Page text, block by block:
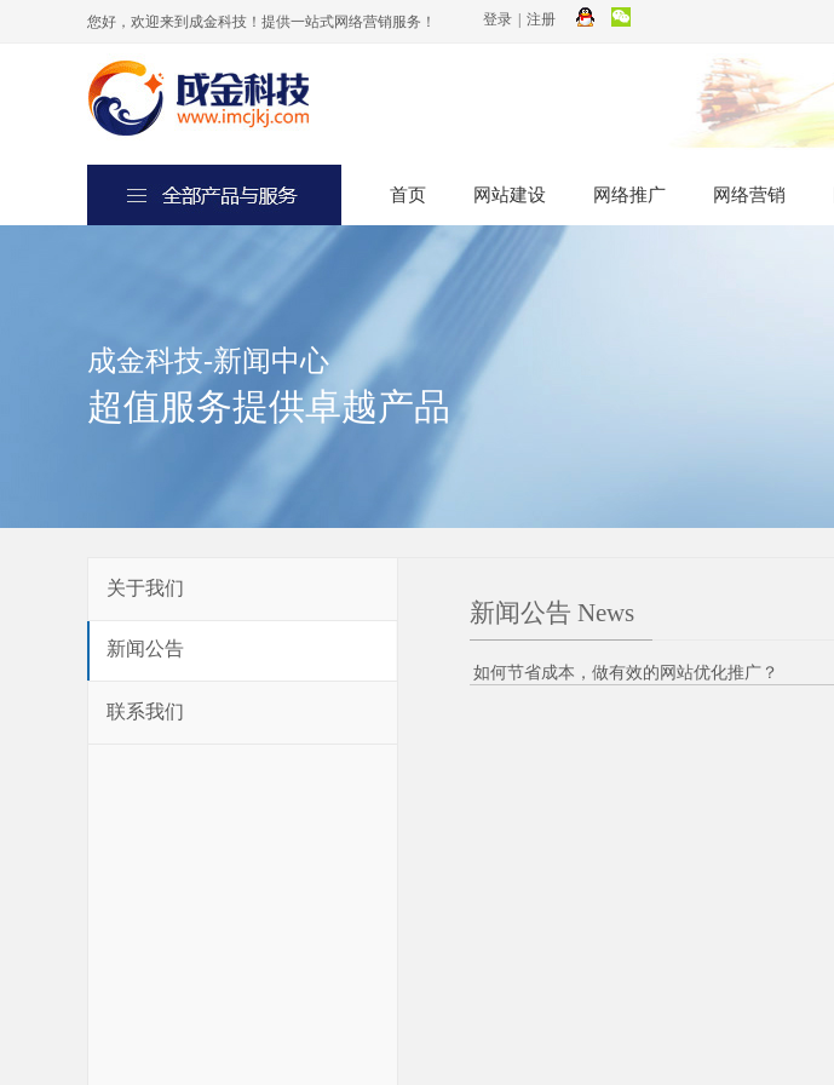
您好，欢迎来到成金科技！提供一站式网络营销服务！ 登录 注册
首页 网站建设 网络推广 网络营销
首页 网站建设 网络推广 网络营销
成金科技-新闻中心
超值服务提供卓越产品
关于我们
新闻公告 News
新闻公告
如何节省成本，做有效的网站优化推广？
联系我们